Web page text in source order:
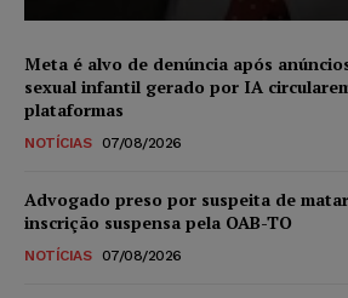
Meta é alvo de denúncia após
sexual infantil gerado por IA
plataformas
NOTÍCIAS 07/08/2026
Advogado preso por suspeita de
inscrição suspensa pela OAB-TO
NOTÍCIAS 07/08/2026